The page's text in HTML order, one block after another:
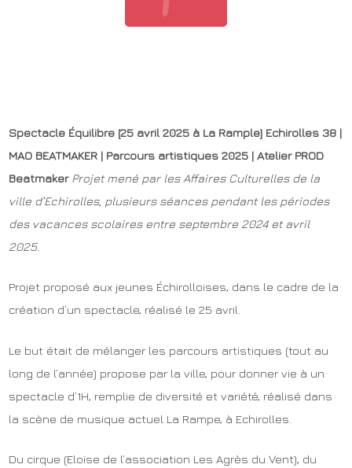
Spectacle Équilibre [25 avril 2025 à La Rample] Echirolles 38 |
MAO BEATMAKER | Parcours artistiques 2025 | Atelier PROD
Beatmaker Projet mené par les Affaires Culturelles de la
ville d’Echirolles, plusieurs séances pendant les périodes
des vacances scolaires entre septembre 2024 et avril
2025.
Projet proposé aux jeunes Échirolloises, dans le cadre de la
création d’un spectacle, réalisé le 25 avril.
Le but était de mélanger les parcours artistiques (tout au
long de l’année) propose par la ville, pour donner vie à un
spectacle d’1H, remplie de diversité et variété, réalisé dans
la scène de musique actuel La Rampe, à Echirolles.
Du cirque (Eloïse de l’association Les Agrès du Vent), du